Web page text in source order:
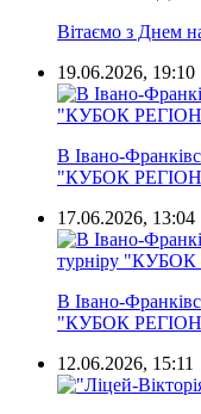
Вітаємо з Днем
19.06.2026, 19:10
В Івано-
"КУБОК
17.06.2026, 13:04
В Івано-
"КУБОК
12.06.2026, 15:11